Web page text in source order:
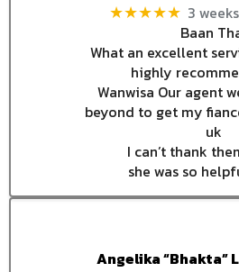
★★★★★ 3
Baan
What an excellent
highly
Wanwisa Our agent
beyond to get my
uk
I can’t thank
she was so
Angelika “Bhakta”